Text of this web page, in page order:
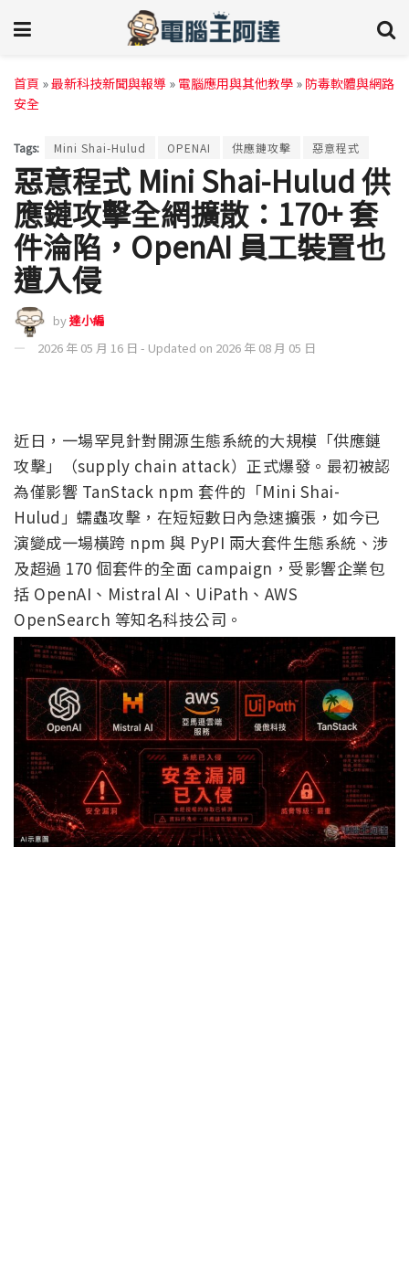
首頁 »最新科技新聞與報導 » 電腦應用與其他教學 » 防毒軟體與網路
安全
Tags: Mini Shai-Hulud OPENAI 供應鏈攻擊 惡意程式
惡意程式 Mini Shai-Hulud 供
應鏈攻擊全網擴散：170+ 套
件淪陷，OpenAI 員工裝置也
遭入侵
by達小編
2026 年 05 月 16 日 - Updated on 2026 年 08 月 05 日
近日，一場罕見針對開源生態系統的大規模「供應鏈
攻擊」（supply chain attack）正式爆發。最初被認
為僅影響 TanStack npm 套件的「Mini Shai-
Hulud」蠕蟲攻擊，在短短數日內急速擴張，如今已
演變成一場橫跨 npm 與 PyPI 兩大套件生態系統、涉
及超過 170 個套件的全面 campaign，受影響企業包
括 OpenAI、Mistral AI、UiPath、AWS
OpenSearch 等知名科技公司。